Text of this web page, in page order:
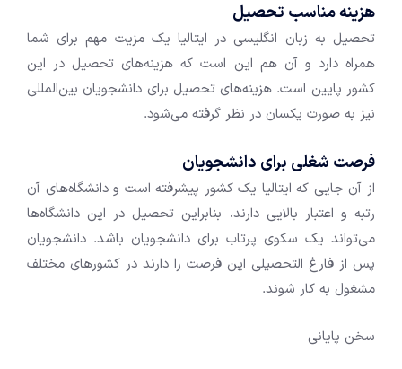
هزینه مناسب تحصیل
تحصیل به زبان انگلیسی در ایتالیا یک مزیت مهم برای شما
همراه دارد و آن هم این است که هزینه‌های تحصیل در این
کشور پایین است. هزینه‌های تحصیل برای دانشجویان بین‌المللی
نیز به صورت یکسان در نظر گرفته می‌شود.
فرصت شغلی برای دانشجویان
از آن جایی که ایتالیا یک کشور پیشرفته است و دانشگاه‌های آن
رتبه و اعتبار بالایی دارند، بنابراین تحصیل در این دانشگاه‌ها
می‌تواند یک سکوی پرتاب برای دانشجویان باشد. دانشجویان
پس از فارغ التحصیلی این فرصت را دارند در کشور‌های مختلف
مشغول به کار شوند.
سخن پایانی